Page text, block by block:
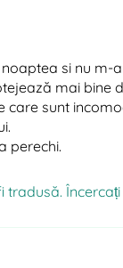
si nu m-
mai bine
sunt
perechi.
tradusă.